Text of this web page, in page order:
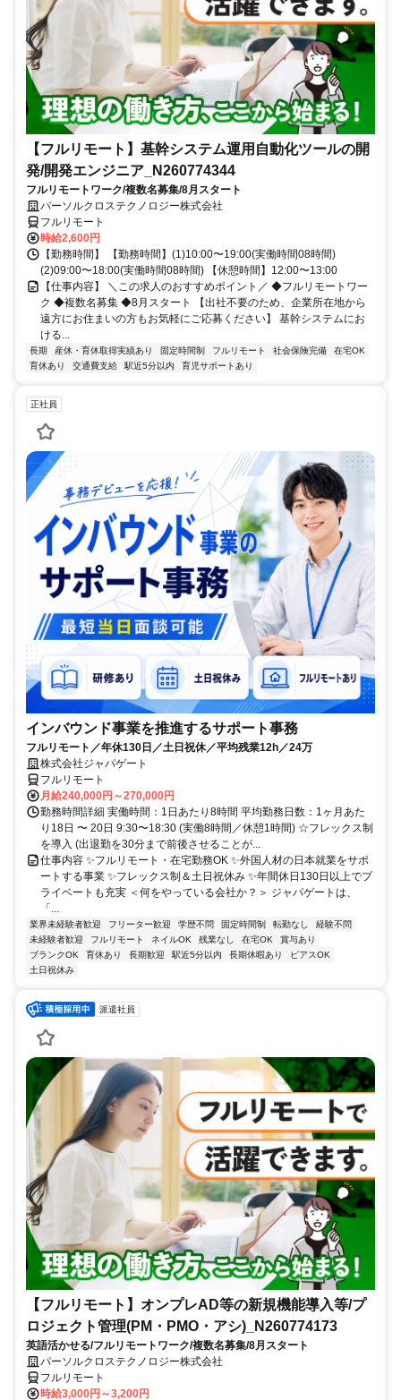
【フルリモート】基幹システム運用自動化ツールの開
発/開発エンジニア_N260774344
フルリモートワーク/複数名募集/8月スタート
パーソルクロステクノロジー株式会社
フルリモート
時給2,600円
【勤務時間】 【勤務時間】(1)10:00〜19:00(実働時間08時間)
(2)09:00〜18:00(実働時間08時間) 【休憩時間】12:00〜13:00
【仕事内容】 ＼この求人のおすすめポイント／ ◆フルリモートワー
ク ◆複数名募集 ◆8月スタート 【出社不要のため、企業所在地から
遠方にお住まいの方もお気軽にご応募ください】 基幹システムにお
ける...
長期 産休・育休取得実績あり 固定時間制 フルリモート 社会保険完備
在宅OK
育休あり
交通費支給 駅近5分以内 育児サポートあり
正社員
インバウンド事業を推進するサポート事務
フルリモート／年休130日／土日祝休／平均残業12h／24万
株式会社ジャパゲート
フルリモート
月給240,000円～270,000円
勤務時間詳細 実働時間：1日あたり8時間 平均勤務日数：1ヶ月あた
り18日 〜 20日 9:30〜18:30 (実働8時間／休憩1時間) ☆フレックス制
を導入 (出退勤を30分まで前後させることが...
仕事内容 ✨フルリモート・在宅勤務OK ✨外国人材の日本就業をサポ
ートする事業 ✨フレックス制＆土日祝休み ✨年間休日130日以上でプ
ライベートも充実 ＜何をやっている会社か？＞ ジャパゲートは、
「...
業界未経験者歓迎 フリーター歓迎 学歴不問 固定時間制 転勤なし
経験不問
未経験者歓迎
フルリモート ネイルOK 残業なし 在宅OK
賞与あり
ブランクOK
育休あり 長期歓迎 駅近5分以内 長期休暇あり
ピアスOK
土日祝休み
派遣社員
【フルリモート】オンプレAD等の新規機能導入等/プ
ロジェクト管理(PM・PMO・アシ)_N260774173
英語活かせる/フルリモートワーク/複数名募集/8月スタート
パーソルクロステクノロジー株式会社
フルリモート
時給3,000円～3,200円